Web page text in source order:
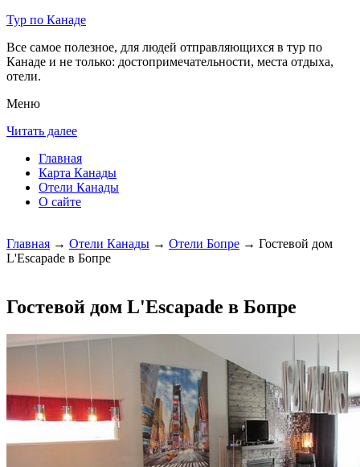
Тур по Канаде
Все самое полезное, для людей отправляющихся в тур по
Канаде и не только: достопримечательности, места отдыха,
отели.
Меню
Читать далее
Главная
Карта Канады
Отели Канады
О сайте
Главная → Отели Канады → Отели Бопре → Гостевой дом
L'Escapade в Бопре
Гостевой дом L'Escapade в Бопре